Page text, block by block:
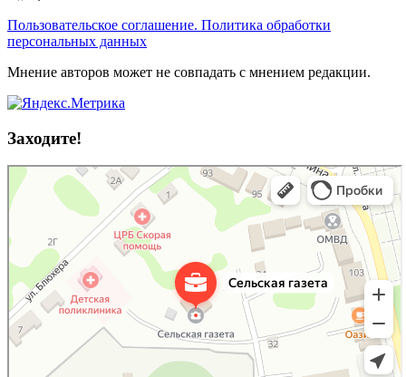
Пользовательское соглашение. Политика обработки
персональных данных
Мнение авторов может не совпадать с мнением редакции.
Заходите!